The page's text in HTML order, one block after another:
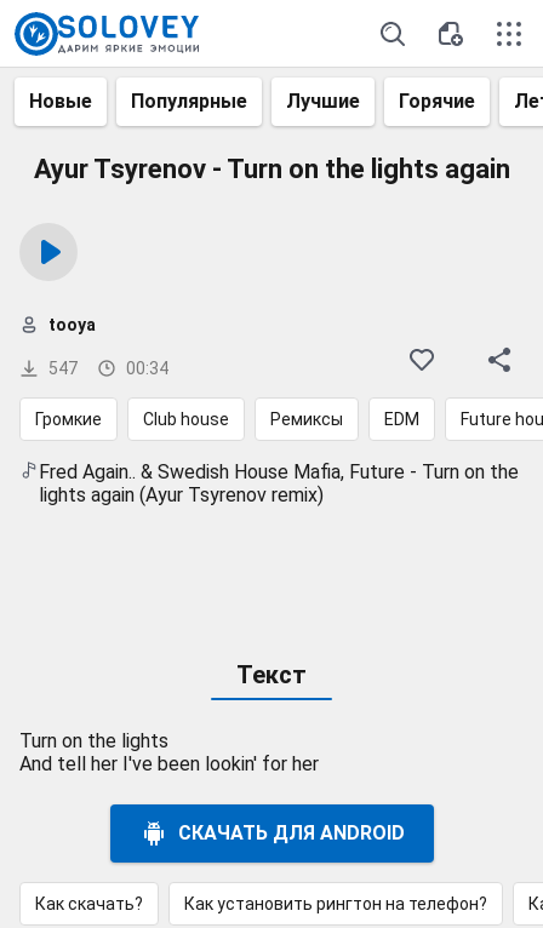
Новые Популярные Лучшие Горячие
Ayur Tsyrenov - Turn on the lights again
547 00:34
tooya
Громкие Club house Ремиксы EDM Future
Fred Again.. & Swedish House Mafia, Future - Turn on the
lights again (Ayur Tsyrenov remix)
Текст
Turn on the lights
And tell her I've been lookin' for her
СКАЧАТЬ ДЛЯ ANDROID
Как скачать? Как установить рингтон на телефон?